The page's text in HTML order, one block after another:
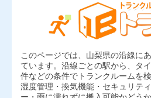
このページでは、山梨県の沿線に
ています。沿線ごとの駅から、タ
件などの条件でトランクルームを
湿度管理・換気機能・セキュリテ